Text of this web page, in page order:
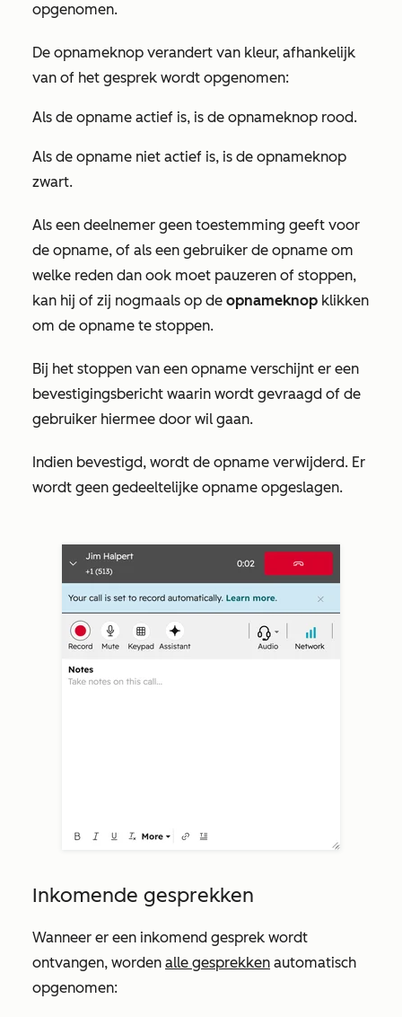
opgenomen.
De opnameknop verandert van kleur, afhankelijk
van of het gesprek wordt opgenomen:
Als de opname actief is, is de opnameknop rood.
Als de opname niet actief is, is de opnameknop
zwart.
Als een deelnemer geen toestemming geeft voor
de opname, of als een gebruiker de opname om
welke reden dan ook moet pauzeren of stoppen,
kan hij of zij nogmaals op de opnameknop klikken
om de opname te stoppen.
Bij het stoppen van een opname verschijnt er een
bevestigingsbericht waarin wordt gevraagd of de
gebruiker hiermee door wil gaan.
Indien bevestigd, wordt de opname verwijderd. Er
wordt geen gedeeltelijke opname opgeslagen.
Inkomende gesprekken
Wanneer er een inkomend gesprek wordt
ontvangen, worden alle gesprekken automatisch
opgenomen: